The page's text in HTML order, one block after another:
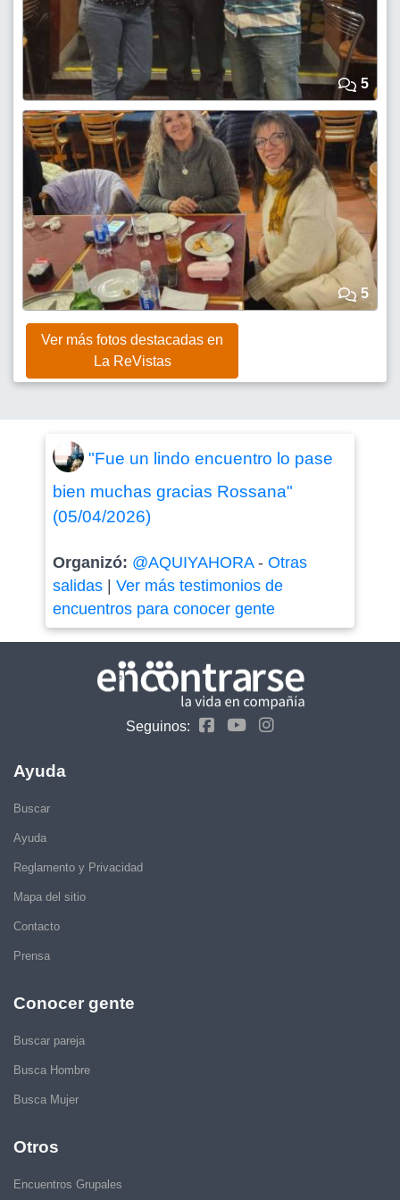
5
5
Ver más fotos destacadas en
La ReVistas
"Fue un lindo encuentro lo pase
bien muchas gracias Rossana"
(05/04/2026)
Organizó: @AQUIYAHORA- Otras
salidas| Ver más testimonios de
encuentros para conocer gente
Seguinos:
Ayuda
Buscar
Ayuda
Reglamento y Privacidad
Mapa del sitio
Contacto
Prensa
Conocer gente
Buscar pareja
Busca Hombre
Busca Mujer
Otros
Encuentros Grupales